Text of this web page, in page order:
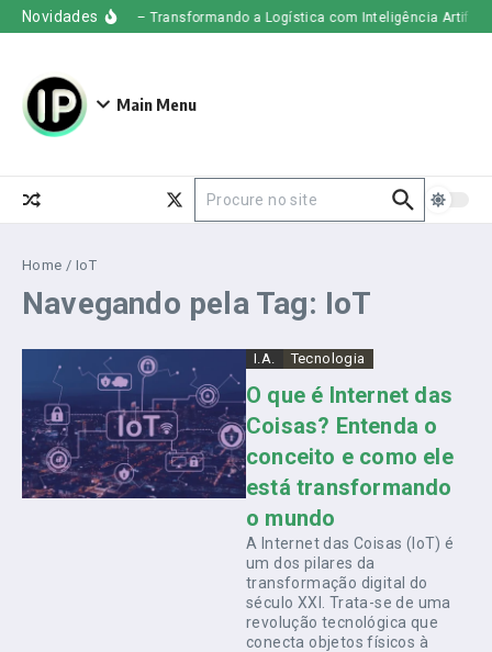
Ir para o conteúdo
Novidades
Uber Freight – Transformando a Logística com Inteligência Artificial
Main Menu
Home / IoT
Navegando pela Tag: IoT
I.A. Tecnologia
O que é Internet das
Coisas? Entenda o
conceito e como ele
está transformando
o mundo
A Internet das Coisas (IoT) é
um dos pilares da
transformação digital do
século XXI. Trata-se de uma
revolução tecnológica que
conecta objetos físicos à